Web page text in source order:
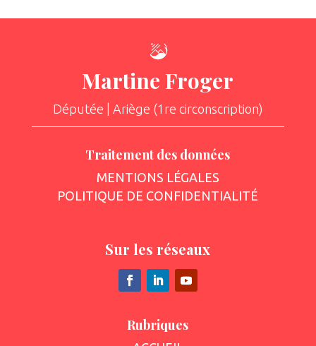
Martine Froger
Députée | Ariège (1re circonscription)
Traitement des données
MENTIONS LÉGALES
POLITIQUE DE CONFIDENTIALITÉ
Sur les réseaux
Rubriques